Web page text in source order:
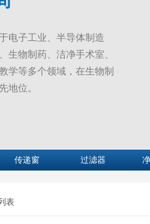
电子工业、半导体制造
生物制药、洁净手术室、
学等多个领域，在生物制
地位。
传递窗 过滤器
表